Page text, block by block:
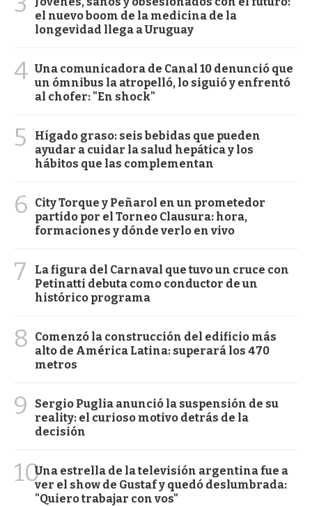
el nuevo boom de la medicina de la
longevidad llega a Uruguay
4 Una comunicadora de Canal 10 denunció que
un ómnibus la atropelló, lo siguió y enfrentó
al chofer: "En shock"
5
Hígado graso: seis bebidas que pueden
ayudar a cuidar la salud hepática y los
hábitos que las complementan
6
City Torque y Peñarol en un prometedor
partido por el Torneo Clausura: hora,
formaciones y dónde verlo en vivo
7
La figura del Carnaval que tuvo un cruce con
Petinatti debuta como conductor de un
histórico programa
8
Comenzó la construcción del edificio más
alto de América Latina: superará los 470
metros
9
Sergio Puglia anunció la suspensión de su
reality: el curioso motivo detrás de la
decisión
10Una estrella de la televisión argentina fue a
ver el show de Gustaf y quedó deslumbrada:
"Quiero trabajar con vos"